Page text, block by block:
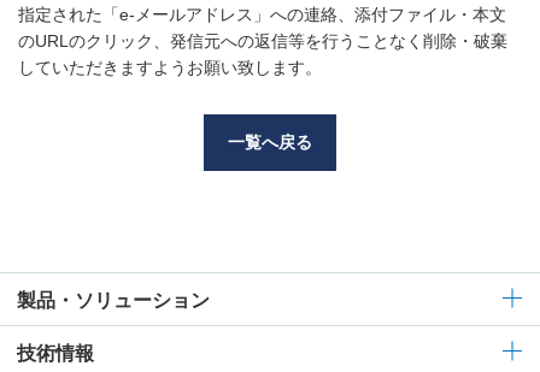
指定された「e-メールアドレス」への連絡、添付ファイル・本文
のURLのクリック、発信元への返信等を行うことなく削除・破棄
していただきますようお願い致します。
一覧へ戻る
製品・ソリューション
技術情報